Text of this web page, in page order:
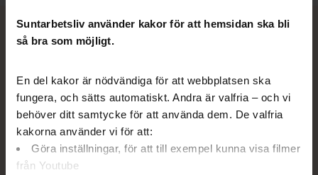
Suntarbetsliv använder kakor för att hemsidan ska bli
så bra som möjligt.
En del kakor är nödvändiga för att webbplatsen ska
fungera, och sätts automatiskt. Andra är valfria – och vi
behöver ditt samtycke för att använda dem. De valfria
kakorna använder vi för att:
Göra inställningar, för att till exempel kunna visa filmer
från Youtube